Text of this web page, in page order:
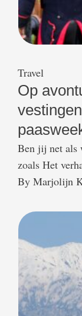
Travel
Op
Ben jij net als
zoals Het
een origineel
van het
2025 echt niet
weekend in
By Marjolijn